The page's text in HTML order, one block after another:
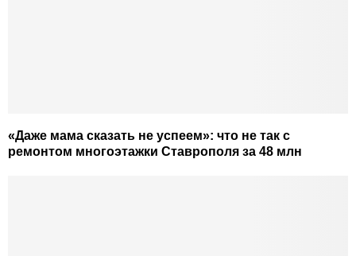
«Даже мама сказать не успеем»: что не так с
ремонтом многоэтажки Ставрополя за 48 млн